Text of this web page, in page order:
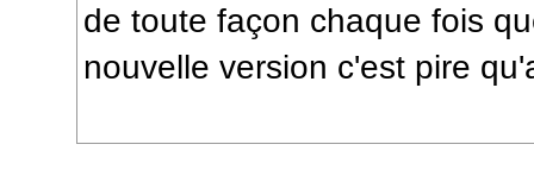
de toute façon chaque fois
nouvelle version c'est pire